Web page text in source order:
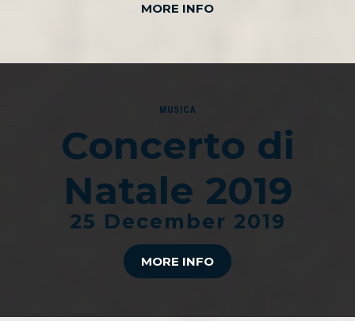
MORE INFO
MUSICA
Concerto di
Natale 2019
25 December 2019
MORE INFO